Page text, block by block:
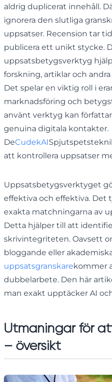
aldrig duplicerat innehåll.
ignorera den slutliga
uppsatser. Recension tar
publicera ett unikt stycke.
uppsatsbetygsverktyg
forskning, artiklar och
Det spelar en viktig roll i
marknadsföring och
använt verktyg kan
genuina digitala kontakter.
DeCudekAI
att kontrollera uppsatser
Uppsatsbetygsverktyget
effektiva och effektiva. Det
exakta matchningarna av
Detta hjälper till att
skrivintegriteten. Oavsett
bloggande eller
uppsatsgranskarekommer
dubbelarbete. Den här
man exakt upptäcker AI
Utmaningar för
– översikt